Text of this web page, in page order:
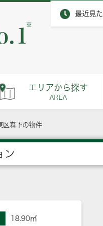
最近見
※
エリアから探す
AREA
区森下の物件
ン
18.90㎡